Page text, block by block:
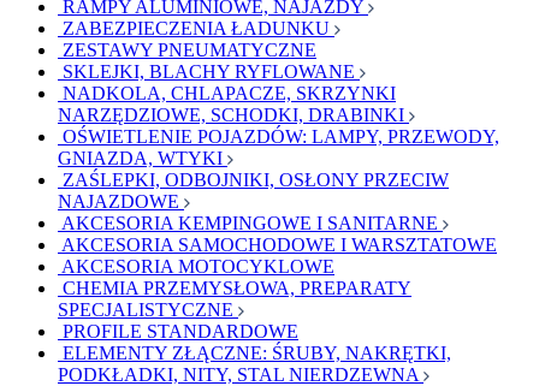
RAMPY ALUMINIOWE, NAJAZDY
ZABEZPIECZENIA ŁADUNKU
ZESTAWY PNEUMATYCZNE
SKLEJKI, BLACHY RYFLOWANE
NADKOLA, CHLAPACZE, SKRZYNKI
NARZĘDZIOWE, SCHODKI, DRABINKI
OŚWIETLENIE POJAZDÓW: LAMPY, PRZEWODY,
GNIAZDA, WTYKI
ZAŚLEPKI, ODBOJNIKI, OSŁONY PRZECIW
NAJAZDOWE
AKCESORIA KEMPINGOWE I SANITARNE
AKCESORIA SAMOCHODOWE I WARSZTATOWE
AKCESORIA MOTOCYKLOWE
CHEMIA PRZEMYSŁOWA, PREPARATY
SPECJALISTYCZNE
PROFILE STANDARDOWE
ELEMENTY ZŁĄCZNE: ŚRUBY, NAKRĘTKI,
PODKŁADKI, NITY, STAL NIERDZEWNA